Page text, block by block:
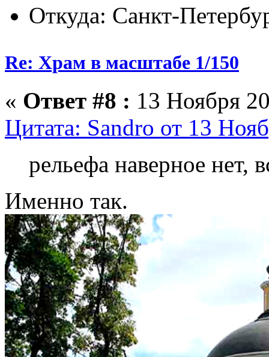
Откуда: Санкт-
Re: Храм в масштабе 1/150
« Ответ #8 : 13 Ноября
Цитата: Sandro от 13
рельефа наверное нет,
Именно так.